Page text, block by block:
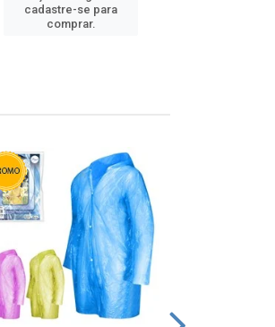
cadastre-se para
comprar.